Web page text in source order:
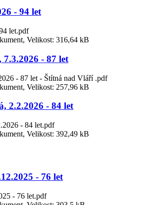
- 94 let
let.pdf
Velikost: 316,64 kB
- 87 let
- 87 let - Štítná nad Vláří .pdf
Velikost: 257,96 kB
2.2.2026 - 84 let
- 84 let.pdf
Velikost: 392,49 kB
- 76 let
- 76 let.pdf